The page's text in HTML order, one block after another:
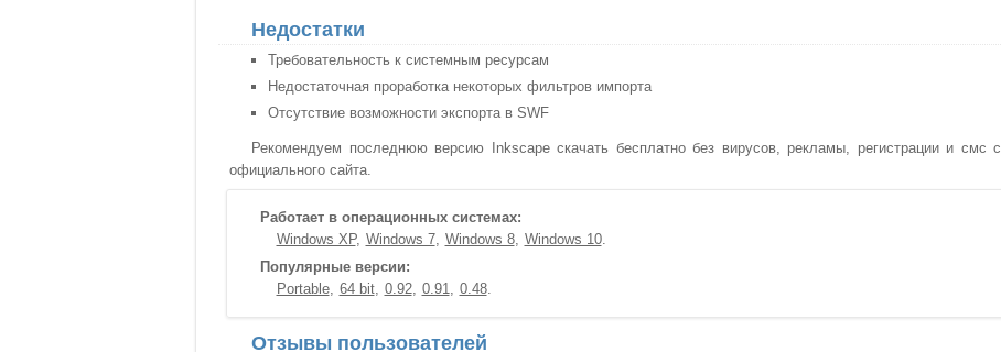
Недостатки
Требовательность к системным ресурсам
Недостаточная проработка некоторых фильтров импорта
Отсутствие возможности экспорта в SWF
Рекомендуем последнюю версию Inkscape скачать бесплатно без вирусов, рекламы, регистрации и смс с
официального сайта.
Работает в операционных системах:
Windows XP
Windows 7 Windows 8
Windows 10
Популярные версии:
Portable
64 bit 0.92 0.91 0.48
Отзывы пользователей